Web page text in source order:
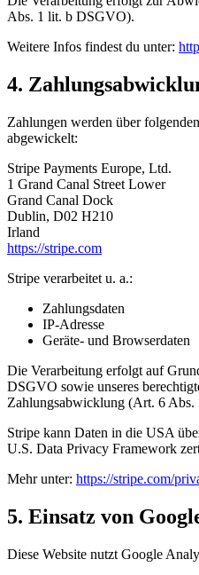
Abs. 1 lit. b DSGVO).
Weitere Infos findest du unter:
4.
Zahlungen werden über
abgewickelt:
Stripe Payments Europe, Ltd.
1 Grand Canal Street Lower
Grand Canal Dock
Dublin, D02 H210
Irland
https://stripe.com
Stripe verarbeitet u. a.:
Zahlungsdaten
IP-Adresse
Geräte- und Browserdaten
Die Verarbeitung erfolgt auf
DSGVO sowie unseres
Zahlungsabwicklung (Art. 6
Stripe kann Daten in die USA
U.S. Data Privacy Framework
Mehr unter: https://stripe.com/
5. Einsatz von
Diese Website nutzt Google